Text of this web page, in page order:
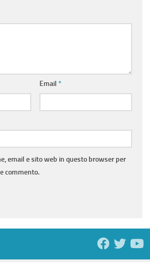
Email *
email e sito web in questo browser per
commento.